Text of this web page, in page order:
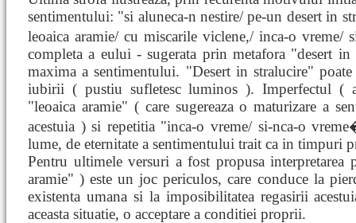
sentimentului: "si aluneca-n nestire/ pe-un desert in
leoaica aramie/ cu miscarile viclene,/ inca-o
completa a eului - sugerata prin metafora "desert in
maxima a sentimentului. "Desert in stralucire"
iubirii ( pustiu sufletesc luminos ). Imperfectul (
"leoaica aramie" ( care sugereaza o maturizare a
acestuia ) si repetitia "inca-o vreme/ si-nca-o
lume, de eternitate a sentimentului trait ca in timpuri
Pentru ultimele versuri a fost propusa interpretarea
aramie" ) este un joc periculos, care conduce la
existenta umana si la imposibilitatea regasirii
aceasta situatie, o acceptare a conditiei proprii.